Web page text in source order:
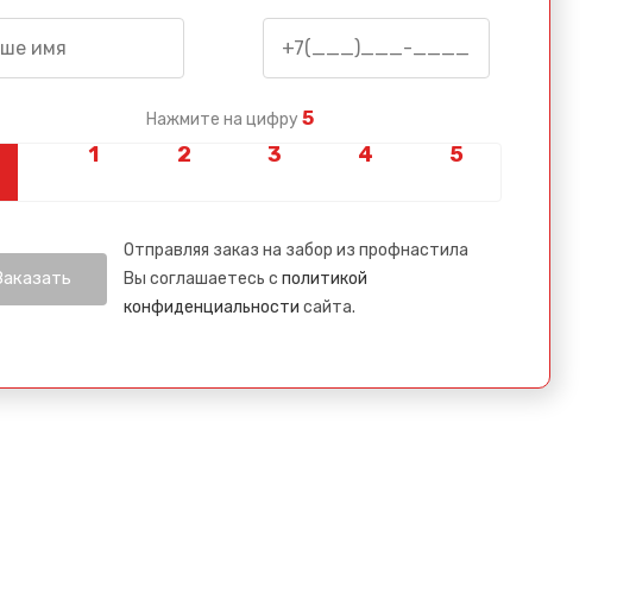
Нажмите на цифру 5
Отправляя заказ на забор из профнастила
Вы соглашаетесь с политикой
конфиденциальности сайта.